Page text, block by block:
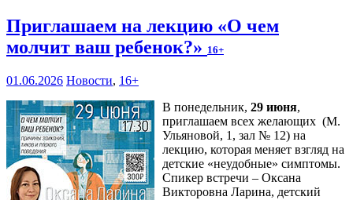
Приглашаем на лекцию «О чем
молчит ваш ребенок?» 16+
01.06.2026 Новости, 16+
В понедельник, 29 июня,
приглашаем всех желающих (М.
Ульяновой, 1, зал № 12) на
лекцию, которая меняет взгляд на
детские «неудобные» симптомы.
Спикер встречи – Оксана
Викторовна Ларина, детский